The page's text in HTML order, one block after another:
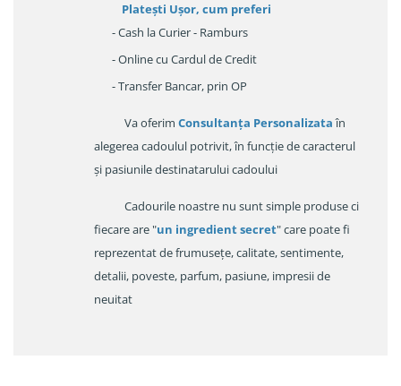
Platești Ușor, cum preferi
- Cash la Curier - Ramburs
- Online cu Cardul de Credit
- Transfer Bancar, prin OP
Va oferim Consultanța Personalizataîn
alegerea cadoulul potrivit, în funcție de caracterul
și pasiunile destinatarului cadoului
Cadourile noastre nu sunt simple produse ci
fiecare are "un ingredient secret" care poate fi
reprezentat de frumusețe, calitate, sentimente,
detalii, poveste, parfum, pasiune, impresii de
neuitat